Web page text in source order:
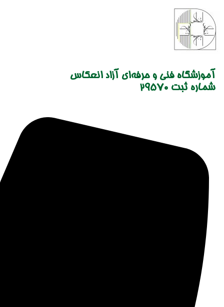
content
آموزشگاه فنی و حرفه‌ای آزاد انعکاس
شماره ثبت 29570